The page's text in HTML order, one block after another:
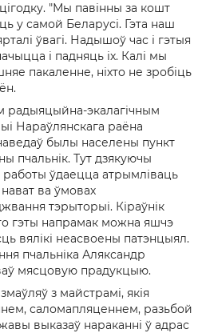
"Мы павінны за кошт
у самой Беларусі. Гэта наш
ўвагі. Надышоў час і гэтыя
і падняць іх. Калі мы
пакаленне, ніхто не зробіць
радыяцыйна-экалагічным
Нараўлянскага раёна
былы населены пункт
пчальнік. Тут дзякуючы
работы ўдаецца атрымліваць
ва ўмовах
тэрыторыі. Кіраўнік
гэты напрамак можна яшчэ
вялікі неасвоены патэнцыял.
пчальніка Аляксандр
мясцовую прадукцыю.
з майстрамі, якія
саломапляценнем, разьбой
выказаў нараканні ў адрас